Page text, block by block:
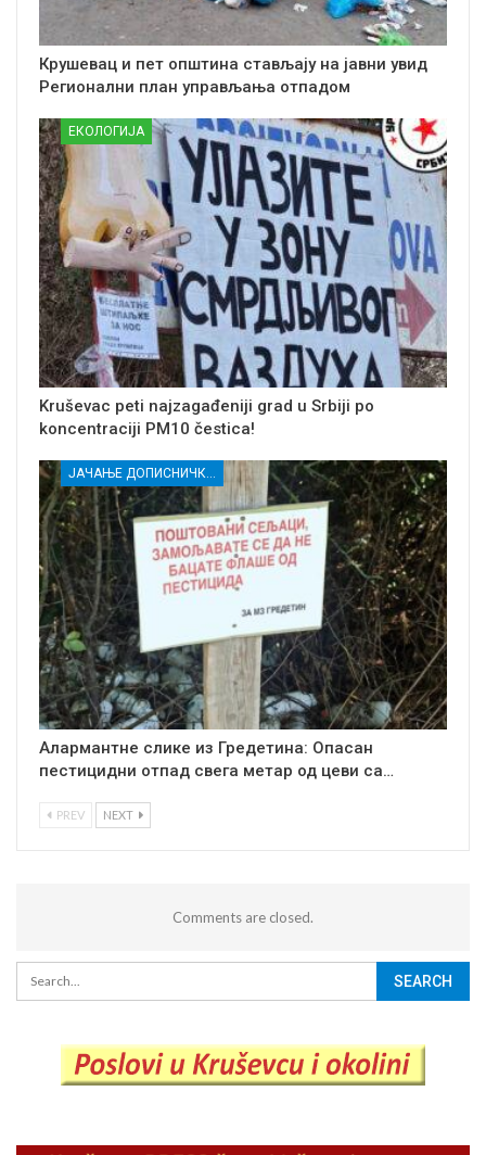
Крушевац и пет општина стављају на јавни увид
Регионални план управљања отпадом
ЕКОЛОГИЈА
Kruševac peti najzagađeniji grad u Srbiji po
koncentraciji PM10 čestica!
ЈАЧАЊЕ ДОПИСНИЧКЕ МРЕЖЕ НЕЗАВИСНИХ МЕДИЈА У РАСИНСКОМ ОКРУГУ
Алармантне слике из Гредетина: Опасан
пестицидни отпад свега метар од цеви са…
PREV NEXT
Comments are closed.